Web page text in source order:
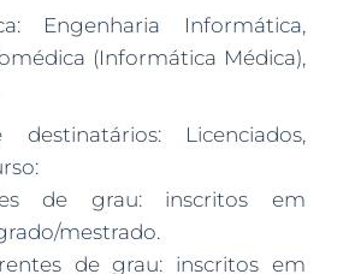
Engenharia Informática,
(Informática Médica),
Licenciados,
de grau: inscritos em
mestrado.
de grau: inscritos em